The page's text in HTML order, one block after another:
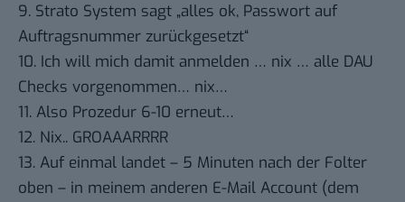
9. Strato System sagt „alles ok, Passwort auf
Auftragsnummer zurückgesetzt“
10. Ich will mich damit anmelden … nix … alle DAU
Checks vorgenommen… nix…
11. Also Prozedur 6-10 erneut…
12. Nix.. GROAAARRRR
13. Auf einmal landet – 5 Minuten nach der Folter
oben – in meinem anderen E-Mail Account (dem